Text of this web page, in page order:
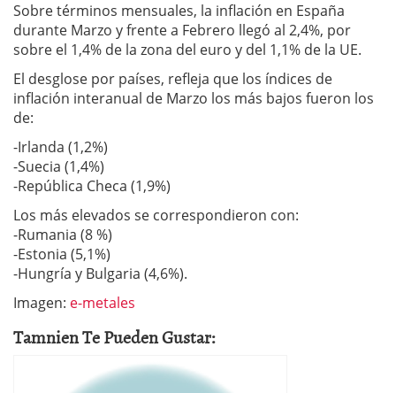
Sobre términos mensuales, la inflación en España
durante Marzo y frente a Febrero llegó al 2,4%, por
sobre el 1,4% de la zona del euro y del 1,1% de la UE.
El desglose por países, refleja que los índices de
inflación interanual de Marzo los más bajos fueron los
de:
-Irlanda (1,2%)
-Suecia (1,4%)
-República Checa (1,9%)
Los más elevados se correspondieron con:
-Rumania (8 %)
-Estonia (5,1%)
-Hungría y Bulgaria (4,6%).
Imagen: e-metales
Tamnien Te Pueden Gustar: